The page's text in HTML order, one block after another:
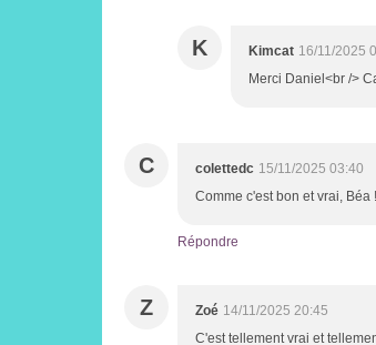
K Kimcat 16/11/2025
Merci Daniel<br />
C colettedc 15/11/2025 03:40
Comme c'est bon et vrai, Béa
Répondre
Z Zoé 14/11/2025 20:45
C'est tellement vrai et